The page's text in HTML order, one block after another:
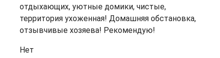
отдыхающих, уютные домики, чистые,
территория ухоженная! Домашняя обстановка,
отзывчивые хозяева! Рекомендую!
Нет